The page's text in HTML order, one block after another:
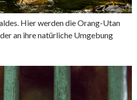
Hier werden dieOrang-Utan
an ihre natürliche Umgebung